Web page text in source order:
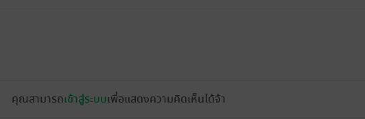
คุณสามารถเข้าสู่ระบบเพื่อแสดงความคิดเห็นได้จ้า